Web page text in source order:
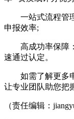
一站式流程管理
申报效率;​
高成功率保障：
速通过认定。​
如需了解更多申
让专业团队助您把
（责任编辑：